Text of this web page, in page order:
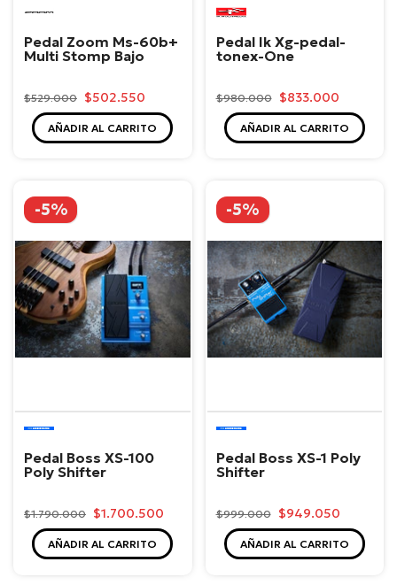
Zoom
Pedal Zoom Ms-60b+
Multi Stomp Bajo
$529.000 $502.550
AÑADIR AL CARRITO
IK
Multimedia
Pedal Ik Xg-pedal-
tonex-One
$980.000 $833.000
AÑADIR AL CARRITO
-5%
Boss
Pedal Boss XS-100
Poly Shifter
$1.790.000 $1.700.500
AÑADIR AL CARRITO
-5%
Boss
Pedal Boss XS-1 Poly
Shifter
$999.000 $949.050
AÑADIR AL CARRITO